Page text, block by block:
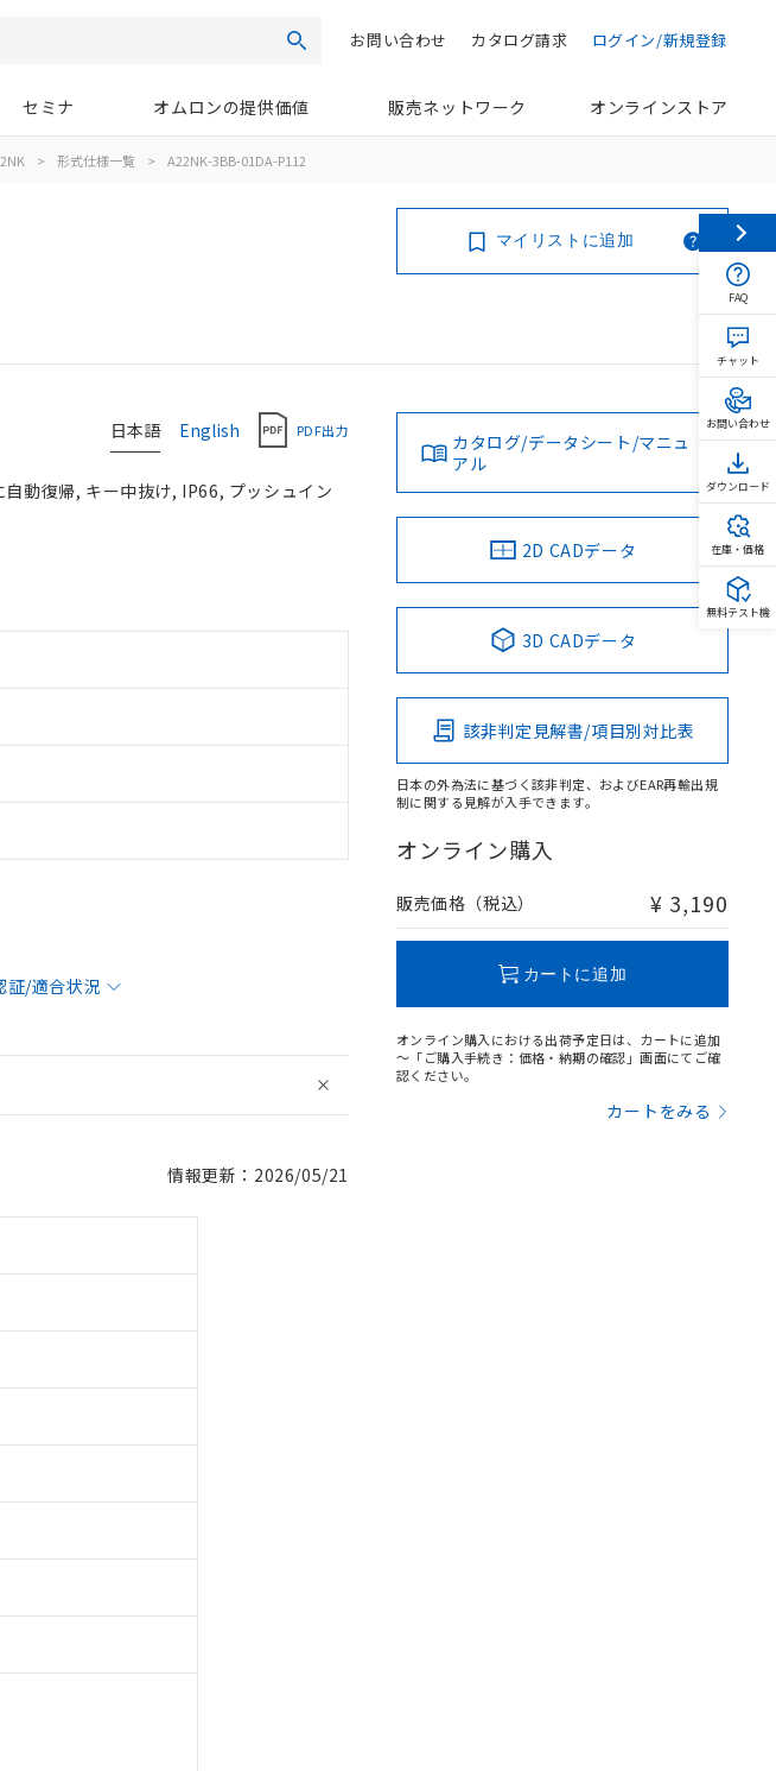
検索 ログイン/新規登録
カタログ請求
お問い合わせ
セミナ オムロンの提供価値 販売ネットワーク オンラインストア
> 形式仕様一覧 > A22NK-3BB-01DA-P112
マイリストに追加
日本語 English PDF出力
動復帰, キー中抜け, IP66, プッシュイン
証/適合状況
情報更新：2026/05/21
カタログ/データシート/マニュ
アル
2D CADデータ
3D CADデータ
該非判定見解書/項目別対比表
日本の外為法に基づく該非判定、およびEAR再輸出規
制に関する見解が入手できます。
オンライン購入
販売価格（税込） ¥ 3,190
カートに追加
オンライン購入における出荷予定日は、カートに追加
～「ご購入手続き：価格・納期の確認」画面にてご確
認ください。
カートをみる
FAQ
チャット
お問い合わせ
ダウンロード
在庫・価格
無料テスト機